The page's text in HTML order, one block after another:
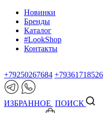
Новинки
Бренды
Каталог
#LookShop
Контакты
+79250267684 +79361718526
ИЗБРАННОЕ ПОИСК